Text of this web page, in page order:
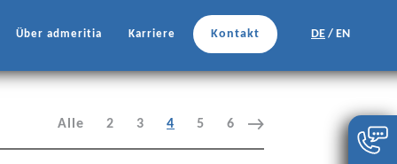
Über admeritia Karriere Kontakt DE / EN
Alle 2 3 4 5 6